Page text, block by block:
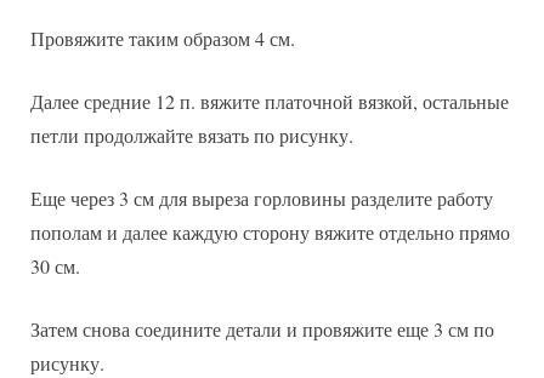
Провяжите таким образом 4 см.
Далее средние 12 п. вяжите платочной вязкой, остальные
петли продолжайте вязать по рисунку.
Еще через 3 см для выреза горловины разделите работу
пополам и далее каждую сторону вяжите отдельно прямо
30 см.
Затем снова соедините детали и провяжите еще 3 см по
рисунку.